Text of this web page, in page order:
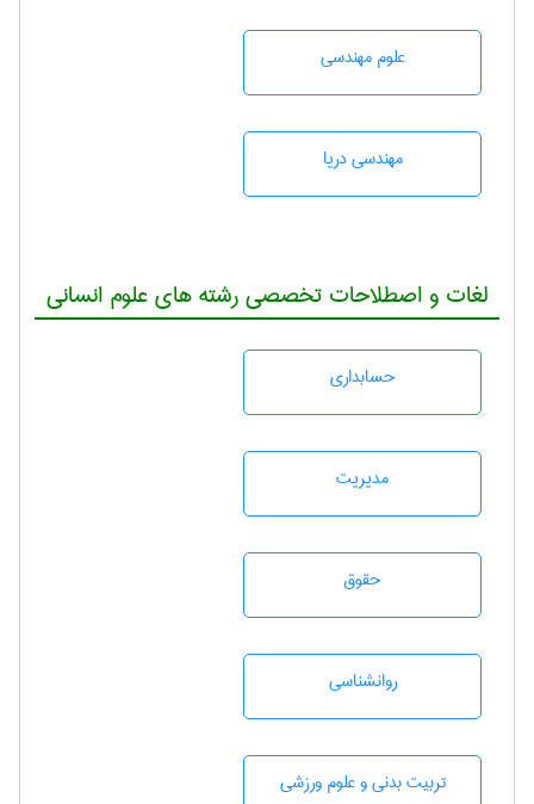
علوم مهندسی
مهندسی دریا
لغات و اصطلاحات تخصصی رشته های علوم انسانی
حسابداری
مديريت
حقوق
روانشناسی
تربيت بدنی و علوم ورزشی